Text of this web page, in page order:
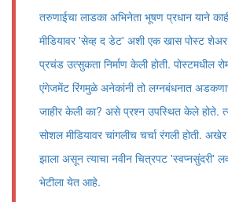
तरुणाईचा लाडका अभिनेता भूषण प्रधान याने
मीडियावर 'सेव्ह द डेट' अशी एक खास पोस्ट
प्रचंड उत्सुकता निर्माण केली होती. पोस्टमधील
एंगेजमेंट रिंगमुळे अनेकांनी तो लग्नबंधनात
जाहीर केली का? असे प्रश्न उपस्थित केले होते.
सोशल मीडियावर चांगलीच चर्चा रंगली होती.
झाला असून त्याचा नवीन चित्रपट 'स्वप्नसुंदरी'
भेटीला येत आहे.